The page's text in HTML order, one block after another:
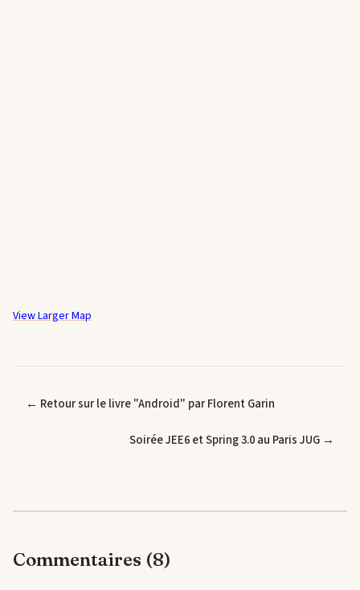
View Larger Map
← Retour sur le livre "Android" par Florent Garin
Soirée JEE6 et Spring 3.0 au Paris JUG →
Commentaires (8)